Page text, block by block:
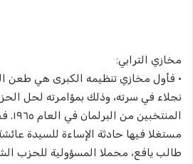
مخازي الترابي:
• فأول مخازي تنظيمه الكبرى هي طعن
نجلاء في سرته، وذلك بمؤامرته لحل
مستغلا فيها حادثة الإساءة للسيدة
طالب يافع، محملا المسؤولية للحزب